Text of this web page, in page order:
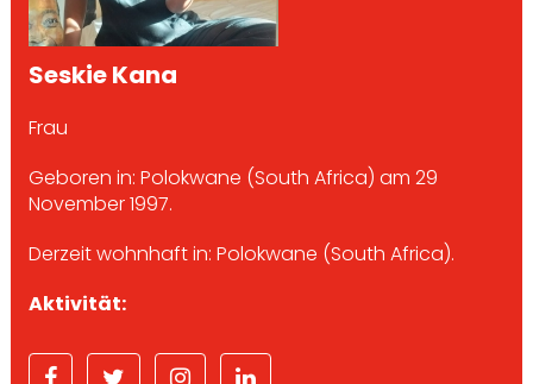
Seskie Kana
Frau
Geboren in: Polokwane (South Africa) am 29
November 1997.
Derzeit wohnhaft in: Polokwane (South Africa).
Aktivität: